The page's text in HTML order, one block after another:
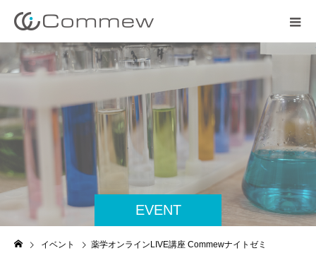
EVENT
イベント 薬学オンラインLIVE講座 Commewナイトゼミ